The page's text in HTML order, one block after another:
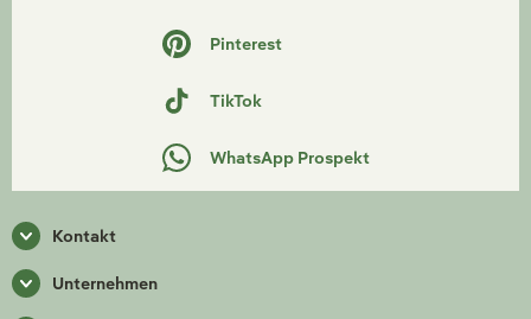
Pinterest
TikTok
WhatsApp Prospekt
Kontakt
Unternehmen